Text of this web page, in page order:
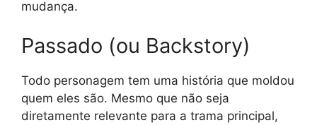
mudança.
Passado (ou Backstory)
Todo personagem tem uma história que moldou
quem eles são. Mesmo que não seja
diretamente relevante para a trama principal,